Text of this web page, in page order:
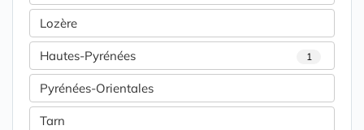
Lozère
Hautes-Pyrénées 1
Pyrénées-Orientales
Tarn